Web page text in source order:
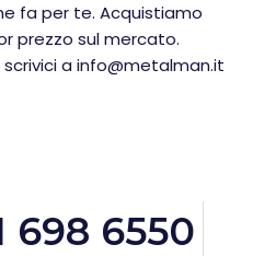
fa per te. Acquistiamo
prezzo sul mercato.
a info@metalman.it
698 6550